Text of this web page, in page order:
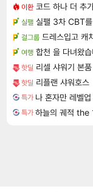
이환 코드 하나 더 추
실팰 실팰 3차 CBT를
걸그룹 드레스입고 캐
여행 합천 을 다녀왔
핫딜 리셀 샤워기 본
핫딜 리플랜 샤워호스
특가
특가